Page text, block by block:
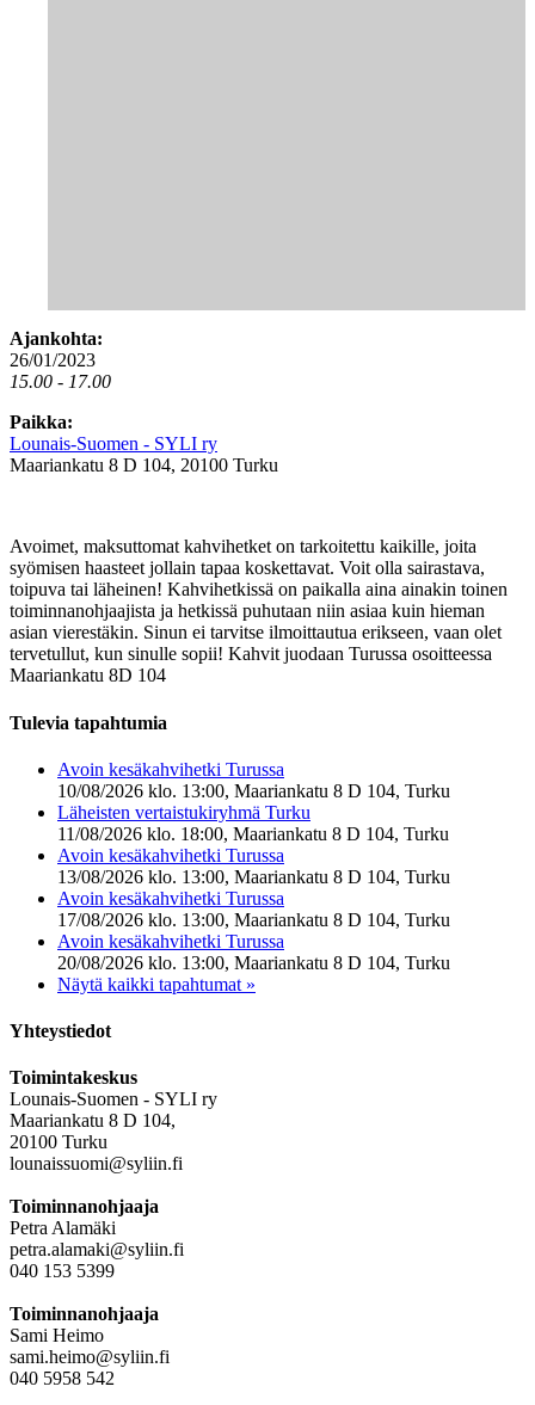
Ajankohta:
26/01/2023
15.00 - 17.00
Paikka:
Lounais-Suomen - SYLI ry
Maariankatu 8 D 104, 20100 Turku
Avoimet, maksuttomat kahvihetket on tarkoitettu kaikille, joita
syömisen haasteet jollain tapaa koskettavat. Voit olla sairastava,
toipuva tai läheinen! Kahvihetkissä on paikalla aina ainakin toinen
toiminnanohjaajista ja hetkissä puhutaan niin asiaa kuin hieman
asian vierestäkin. Sinun ei tarvitse ilmoittautua erikseen, vaan olet
tervetullut, kun sinulle sopii! Kahvit juodaan Turussa osoitteessa
Maariankatu 8D 104
Tulevia tapahtumia
Avoin kesäkahvihetki Turussa
10/08/2026 klo. 13:00, Maariankatu 8 D 104, Turku
Läheisten vertaistukiryhmä Turku
11/08/2026 klo. 18:00, Maariankatu 8 D 104, Turku
Avoin kesäkahvihetki Turussa
13/08/2026 klo. 13:00, Maariankatu 8 D 104, Turku
Avoin kesäkahvihetki Turussa
17/08/2026 klo. 13:00, Maariankatu 8 D 104, Turku
Avoin kesäkahvihetki Turussa
20/08/2026 klo. 13:00, Maariankatu 8 D 104, Turku
Näytä kaikki tapahtumat »
Yhteystiedot
Toimintakeskus
Lounais-Suomen - SYLI ry
Maariankatu 8 D 104,
20100 Turku
lounaissuomi@syliin.fi
Toiminnanohjaaja
Petra Alamäki
petra.alamaki@syliin.fi
040 153 5399
Toiminnanohjaaja
Sami Heimo
sami.heimo@syliin.fi
040 5958 542